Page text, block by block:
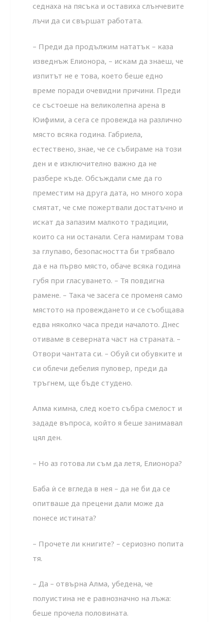
седнаха на пясъка и оставиха слънчевите
лъчи да си свършат работата.
– Преди да продължим нататък – каза
изведнъж Елионора, – искам да знаеш, че
изпитът не е това, което беше едно
време поради очевидни причини. Преди
се състоеше на великолепна арена в
Юифими, а сега се провежда на различно
място всяка година. Габриела,
естествено, знае, че се събираме на този
ден и е изключително важно да не
разбере къде. Обсъждали сме да го
преместим на друга дата, но много хора
смятат, че сме пожертвали достатъчно и
искат да запазим малкото традиции,
които са ни останали. Сега намирам това
за глупаво, безопасността би трябвало
да е на първо място, обаче всяка година
губя при гласуването. – Тя повдигна
рамене. – Така че засега се променя само
мястото на провеждането и се съобщава
едва няколко часа преди началото. Днес
отиваме в северната част на страната. –
Отвори чантата си. – Обуй си обувките и
си облечи дебелия пуловер, преди да
тръгнем, ще бъде студено.
Алма кимна, след което събра смелост и
зададе въпроса, който я беше занимавал
цял ден.
– Но аз готова ли съм да летя, Елионора?
Баба ѝ се вгледа в нея – да не би да се
опитваше да прецени дали може да
понесе истината?
– Прочете ли книгите? – сериозно попита
тя.
– Да – отвърна Алма, убедена, че
полуистина не е равнозначно на лъжа:
беше прочела половината.